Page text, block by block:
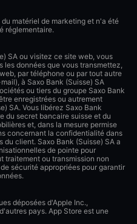
matériel de marketing et n'a été
réglementaire.
SA ou visitez ce site web, vous
données que vous transmettez,
par téléphone ou par tout autre
à Saxo Bank (Suisse) SA
ou tiers du groupe Saxo Bank
enregistrées ou autrement
SA. Vous libérez Saxo Bank
du secret bancaire suisse et du
et, dans la mesure permise
concernant la confidentialité dans
client. Saxo Bank (Suisse) SA a
de pointe pour
traitement ou transmission non
sécurité appropriées pour garantir
déposées d'Apple Inc.,
pays. App Store est une